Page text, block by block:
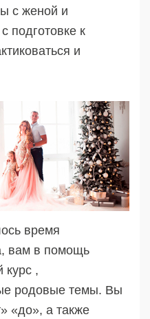
с женой и
подготовке к
и
время
вам в помощь
курс ,
родовые темы. Вы
«до», а также